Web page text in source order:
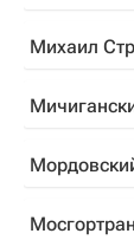
Михаил